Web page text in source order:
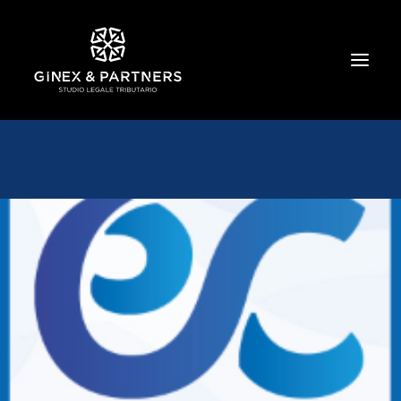
CHI SIAMO
TRIBUTARIO E PENALE TRIBUTARIO
GESTIONE E PROTEZIONE DEL PATRIMONIO
SOCIETARIO E CONTRATTUALISTICA
COMMERCIO INTERNAZIONALE
BANCARIO E FINANZIARIO
NEWS ED EVENTI